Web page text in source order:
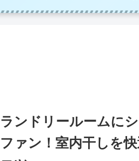
ランドリールームに
ファン！室内干しを